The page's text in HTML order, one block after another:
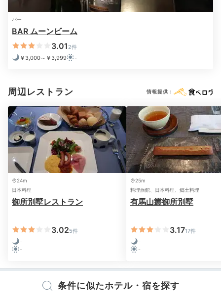
館内でのんびり
朝風呂を満喫
大浴場「金波の湯」 大
館内の大浴場は6～8時と9時～24時、露天風呂は12時
～入浴OK。男女別の大浴場にはそれぞれ金泉の露天風
kkmr_323
バー
BAR ムーンビーム
3.01 2件
￥3,000～￥3,999
-
周辺レストラン 情報提供：
24m
日本料理
御所別墅レストラン
3.025件
-
-
25m
料理旅館、日本料理、郷土料理
有馬山叢御所別墅
3.1717件
-
-
条件に似たホテル・宿を探す